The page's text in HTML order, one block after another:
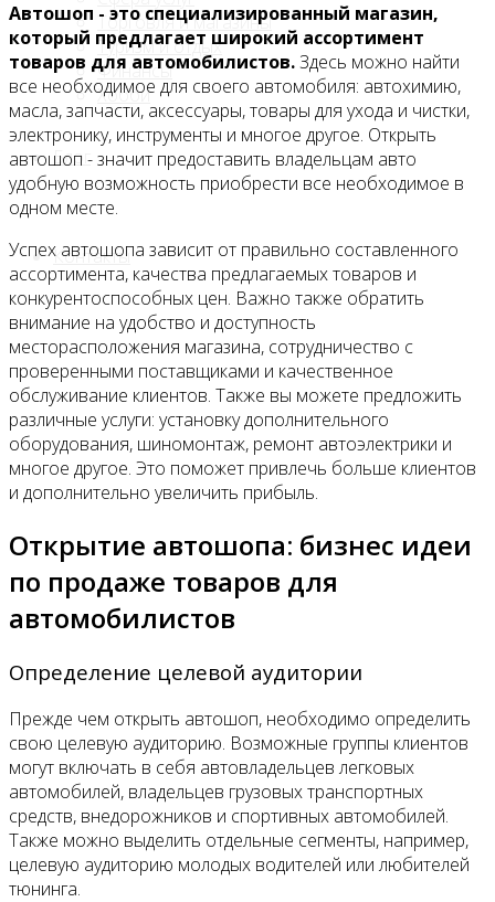
Торговля и магазины
Туризм и отдых
Финансы
Хобби
Блог
Контакты
Автошоп - это специализированный магазин,
который предлагает широкий ассортимент
товаров для автомобилистов.Здесь можно найти
все необходимое для своего автомобиля: автохимию,
масла, запчасти, аксессуары, товары для ухода и чистки,
электронику, инструменты и многое другое. Открыть
автошоп - значит предоставить владельцам авто
удобную возможность приобрести все необходимое в
одном месте.
Успех автошопа зависит от правильно составленного
ассортимента, качества предлагаемых товаров и
конкурентоспособных цен. Важно также обратить
внимание на удобство и доступность
месторасположения магазина, сотрудничество с
проверенными поставщиками и качественное
обслуживание клиентов. Также вы можете предложить
различные услуги: установку дополнительного
оборудования, шиномонтаж, ремонт автоэлектрики и
многое другое. Это поможет привлечь больше клиентов
и дополнительно увеличить прибыль.
Открытие автошопа: бизнес идеи
по продаже товаров для
автомобилистов
Определение целевой аудитории
Прежде чем открыть автошоп, необходимо определить
свою целевую аудиторию. Возможные группы клиентов
могут включать в себя автовладельцев легковых
автомобилей, владельцев грузовых транспортных
средств, внедорожников и спортивных автомобилей.
Также можно выделить отдельные сегменты, например,
целевую аудиторию молодых водителей или любителей
тюнинга.